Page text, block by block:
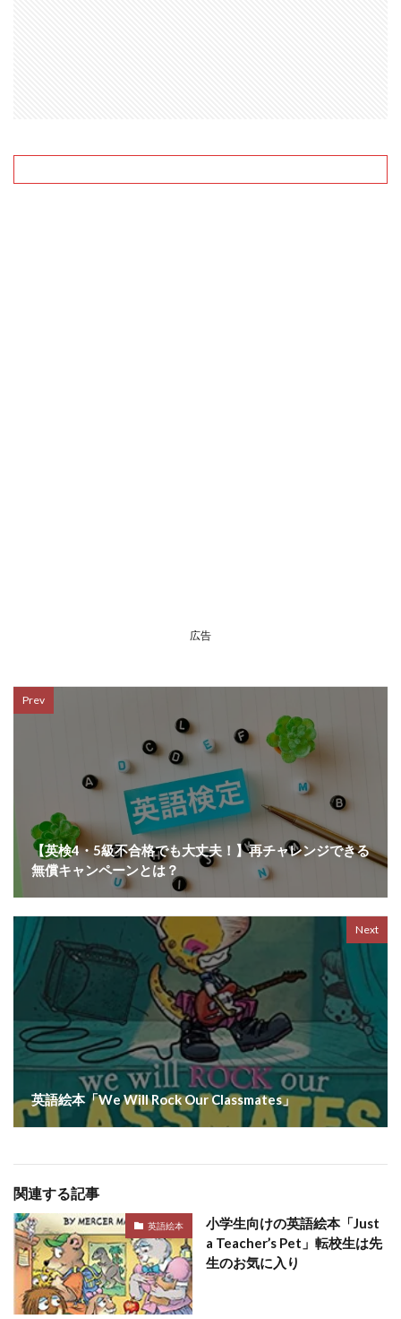
広告
Prev
【英検4・5級不合格でも大丈夫！】再チャレンジできる
無償キャンペーンとは？
Next
英語絵本「We Will Rock Our Classmates」
関連する記事
英語絵本
小学生向けの英語絵本「Just
a Teacher’s Pet」転校生は先
生のお気に入り